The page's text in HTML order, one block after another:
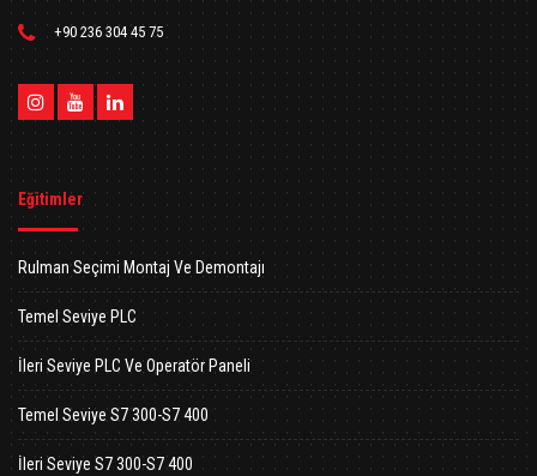
+90 236 304 45 75
Eğitimler
Rulman Seçimi Montaj Ve Demontajı
Temel Seviye PLC
İleri Seviye PLC Ve Operatör Paneli
Temel Seviye S7 300-S7 400
İleri Seviye S7 300-S7 400